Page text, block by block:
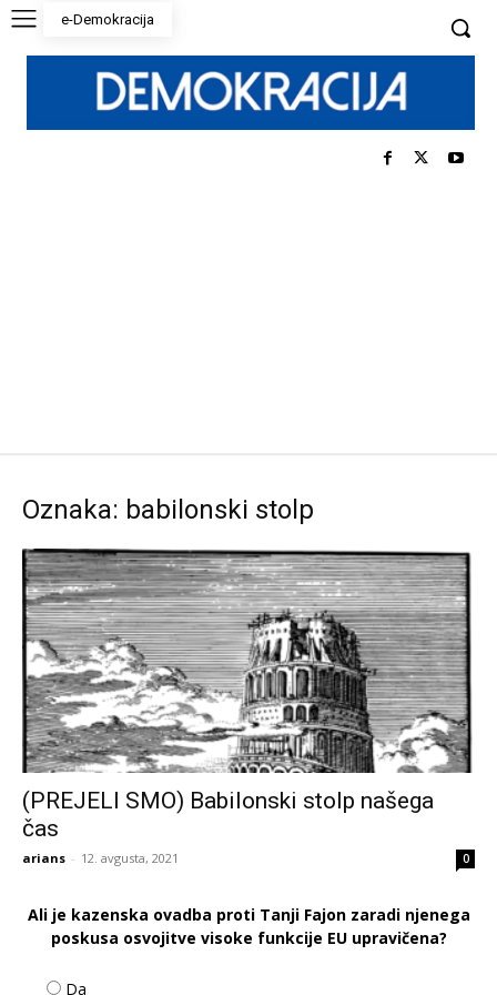
e-Demokracija
Oznaka: babilonski stolp
(PREJELI SMO) Babilonski stolp našega
čas
arians - 12. avgusta, 2021 0
Ali je kazenska ovadba proti Tanji Fajon zaradi njenega
poskusa osvojitve visoke funkcije EU upravičena?
Da